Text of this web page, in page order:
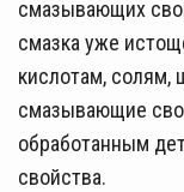
смазывающих
смазка уже
кислотам, солям,
смазывающие
обработанным
свойства.